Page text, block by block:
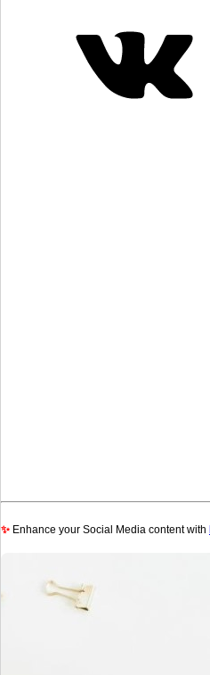
✨ Enhance your Social Media content with